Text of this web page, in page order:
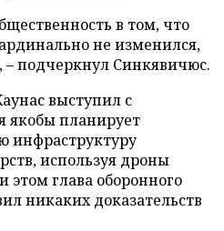
в том, что
не изменился,
– подчеркнул Синкявичюс.
выступил с
якобы планирует
инфраструктуру
используя дроны
глава оборонного
никаких доказательств